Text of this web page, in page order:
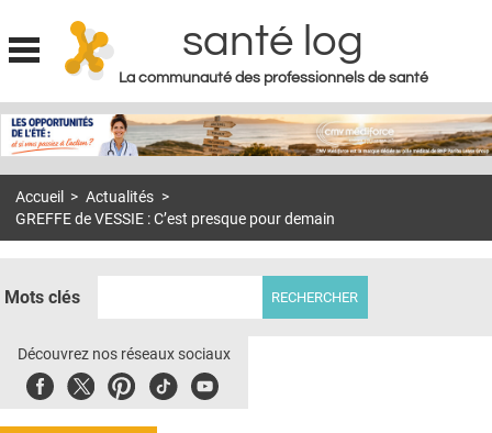
Jump to navigation
santé log
La communauté des professionnels de santé
MON COMPTE
S'ABONNER À LA REVUE SOIN À DOMICILE
DOSSIERS
E-REVUE SAD
Accueil > Actualités >
GREFFE de VESSIE : C’est presque pour demain
Mots clés
Découvrez nos réseaux sociaux
FacebookTwitterPinterest
TiktokYoubute